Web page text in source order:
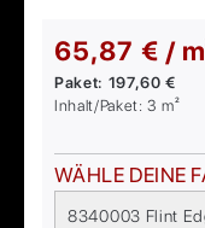
65,87 € /
Paket: 197,60 €
Inhalt/Paket:3 m²
WÄHLE DEINE
8340003 Flint